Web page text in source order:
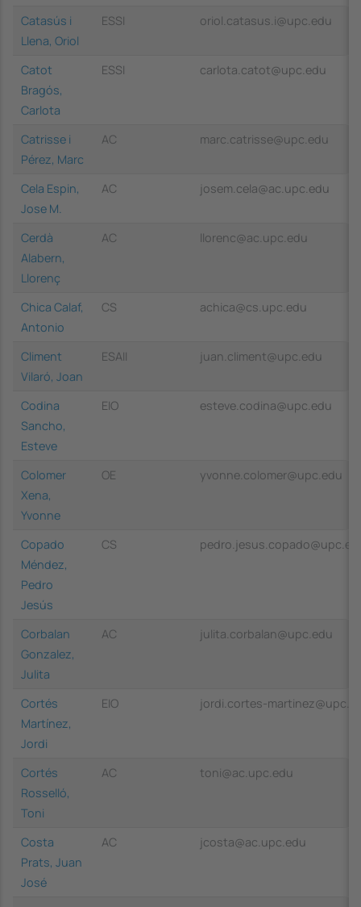
Catasús i
Llena, Oriol
ESSI oriol.catasus.i@upc.edu
Catot
Bragós,
Carlota
ESSI carlota.catot@upc.edu
Catrisse i
Pérez, Marc
AC marc.catrisse@upc.edu
Cela Espin,
Jose M.
AC josem.cela@ac.upc.edu
Cerdà
Alabern,
Llorenç
AC llorenc@ac.upc.edu
Chica Calaf,
Antonio
CS achica@cs.upc.edu
Climent
Vilaró, Joan
ESAII juan.climent@upc.edu
Codina
Sancho,
Esteve
EIO esteve.codina@upc.edu
Colomer
Xena,
Yvonne
OE yvonne.colomer@upc.edu
Copado
Méndez,
Pedro
Jesús
CS
Corbalan
Gonzalez,
Julita
AC julita.corbalan@upc.edu
Cortés
Martínez,
Jordi
EIO jordi.cortes-
Cortés
Rosselló,
Toni
AC toni@ac.upc.edu
Costa
Prats, Juan
José
AC jcosta@ac.upc.edu